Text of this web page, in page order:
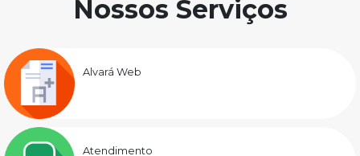
Nossos Serviços
Alvará Web
Atendimento